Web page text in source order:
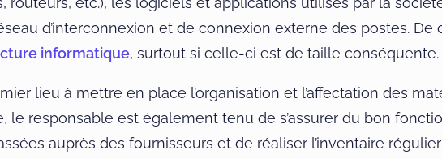
d’interconnexion et de connexion externe des postes. De
informatique, surtout si celle-ci est de taille conséquente.
lieu à mettre en place l’organisation et l’affectation des
responsable est également tenu de s’assurer du bon
auprès des fournisseurs et de réaliser l’inventaire